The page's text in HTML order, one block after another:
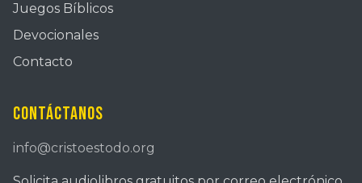
Juegos Bíblicos
Devocionales
Contacto
Contáctanos
info@cristoestodo.org